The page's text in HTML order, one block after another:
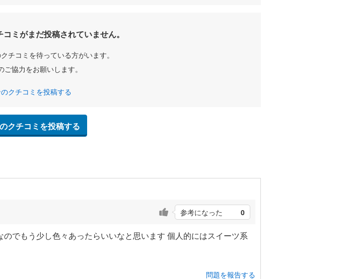
ミがまだ投稿されていません。
チコミを待っている方がいます。
協力をお願いします。
クチコミを投稿する
クチコミを投稿する
参考になった 0
でもう少し色々あったらいいなと思います 個人的にはスイーツ系
問題を報告する